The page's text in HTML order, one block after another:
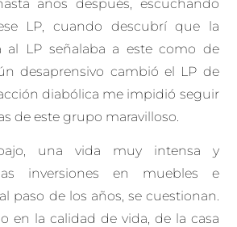
años después, escuchando
LP, cuando descubrí que la
al LP señalaba a este como de
desaprensivo cambió el LP de
diabólica me impidió seguir
de este grupo maravilloso.
una vida muy intensa y
inversiones en muebles e
paso de los años, se cuestionan.
en la calidad de vida, de la casa